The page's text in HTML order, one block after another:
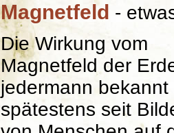
Magnetfeld -
Die Wirkung vom
Magnetfeld der
jedermann bekannt
spätestens seit